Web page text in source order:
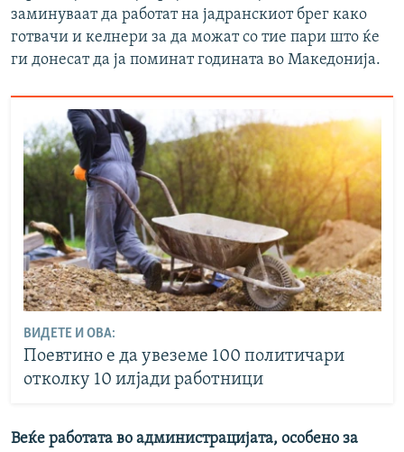
заминуваат да работат на јадранскиот брег како
готвачи и келнери за да можат со тие пари што ќе
ги донесат да ја поминат годината во Македонија.
ВИДЕТЕ И ОВА:
Поевтино е да увеземе 100 политичари
отколку 10 илјади работници
Веќе работата во администрацијата, особено за